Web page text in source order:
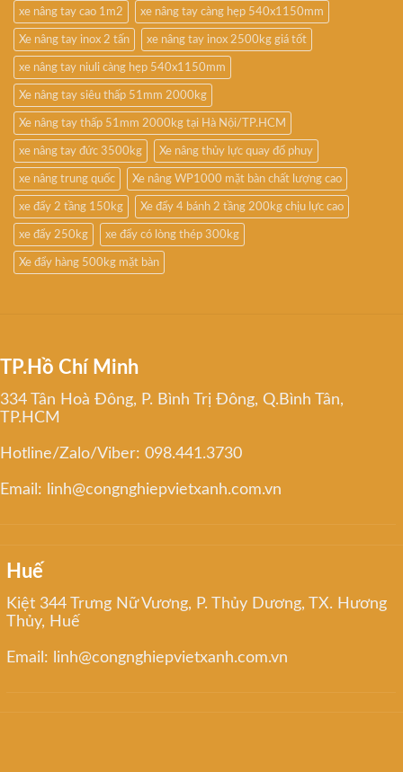
xe nâng tay cao 1m2 xe nâng tay càng hẹp 540x1150mm
Xe nâng tay inox 2 tấn xe nâng tay inox 2500kg giá tốt
xe nâng tay niuli càng hẹp 540x1150mm
Xe nâng tay siêu thấp 51mm 2000kg
Xe nâng tay thấp 51mm 2000kg tại Hà Nội/TP.HCM
xe nâng tay đức 3500kg Xe nâng thủy lực quay đổ phuy
xe nâng trung quốc Xe nâng WP1000 mặt bàn chất lượng cao
xe đẩy 2 tầng 150kg Xe đẩy 4 bánh 2 tầng 200kg chịu lực cao
xe đẩy 250kg xe đẩy có lòng thép 300kg
Xe đẩy hàng 500kg mặt bàn
TP.Hồ Chí Minh
334 Tân Hoà Đông, P. Bình Trị Đông, Q.Bình Tân,
TP.HCM
Hotline/Zalo/Viber: 098.441.3730
Email: linh@congnghiepvietxanh.com.vn
Huế
Kiệt 344 Trưng Nữ Vương, P. Thủy Dương, TX. Hương
Thủy, Huế
Email: linh@congnghiepvietxanh.com.vn